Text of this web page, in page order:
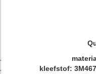
kleefstof: